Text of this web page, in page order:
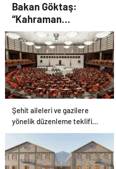
Bakan Göktaş:
“Kahraman
gazilerimizin
haklarını güçlendiren
yeni bir dönemin
kapılarını aralıyoruz”
Şehit aileleri ve gazilere
yönelik düzenleme teklifi
Meclis’te kabul edildi